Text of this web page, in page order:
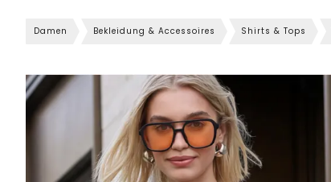
Damen Bekleidung & Accessoires Shirts & Tops